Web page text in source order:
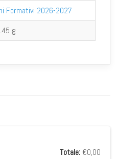
Formativi 2026-2027
g
Totale: €0,00